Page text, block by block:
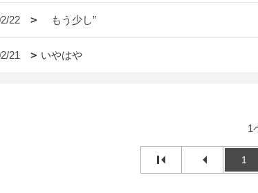
22 もう少し”
21 いやはや
1
1